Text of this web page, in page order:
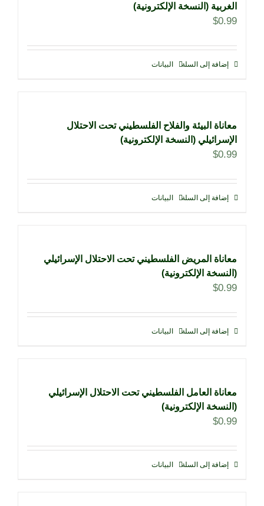
الغربية (النسخة الإلكترونية)
$0.99
إضافة إلى السلة البيانات
معاناة البيئة والفلاح الفلسطيني تحت الاحتلال
الإسرائيلي (النسخة الإلكترونية)
$0.99
إضافة إلى السلة البيانات
معاناة المريض الفلسطيني تحت الاحتلال الإسرائيلي
(النسخة الإلكترونية)
$0.99
إضافة إلى السلة البيانات
معاناة العامل الفلسطيني تحت الاحتلال الإسرائيلي
(النسخة الإلكترونية)
$0.99
إضافة إلى السلة البيانات